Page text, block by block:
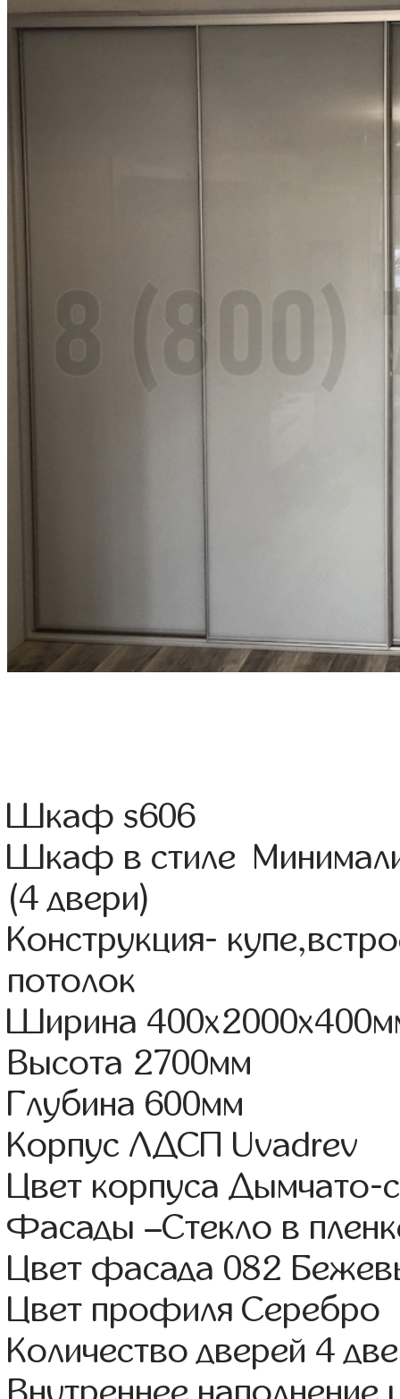
Шкаф s606
Шкаф в стиле
(4 двери)
Конструкция-
потолок
Ширина
Высота 2700мм
Глубина 600мм
Корпус ЛДСП Uvadrev
Цвет корпуса Дымчато-
Фасады –Стекло в
Цвет фасада 082
Цвет профиля Серебро
Количество дверей 4